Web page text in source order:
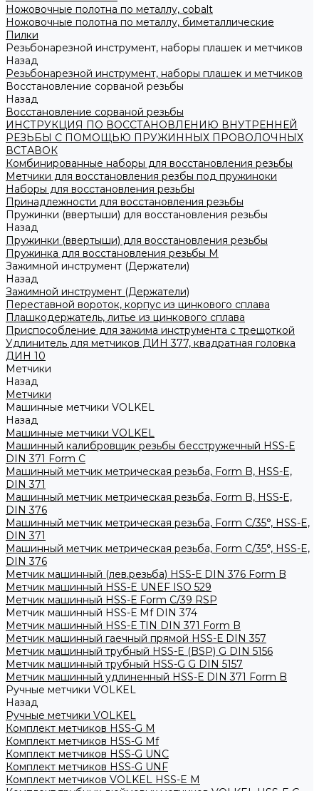
Ножовочные полотна по металлу, cobalt
Ножовочные полотна по металлу, биметаллические
Пилки
Резьбонарезной инструмент, наборы плашек и метчиков
Назад
Резьбонарезной инструмент, наборы плашек и метчиков
Восстановление сорваной резьбы
Назад
Восстановление сорваной резьбы
ИНСТРУКЦИЯ ПО ВОССТАНОВЛЕНИЮ ВНУТРЕННЕЙ
РЕЗЬБЫ С ПОМОЩЬЮ ПРУЖИННЫХ ПРОВОЛОЧНЫХ
ВСТАВОК
Комбинированные наборы для восстановления резьбы
Метчики для восстановления резбы под пружиноки
Наборы для восстановления резьбы
Принадлежности для восстановления резьбы
Пружинки (ввертыши) для восстановления резьбы
Назад
Пружинки (ввертыши) для восстановления резьбы
Пружинка для восстановления резьбы M
Зажимной инструмент (Держатели)
Назад
Зажимной инструмент (Держатели)
Переставной вороток, корпус из цинкового сплава
Плашкодержатель, литье из цинкового сплава
Приспособление для зажима инструмента с трещоткой
Удлинитель для метчиков ДИН 377, квадратная головка
ДИН 10
Метчики
Назад
Метчики
Машинные метчики VOLKEL
Назад
Машинные метчики VOLKEL
Машинный калибровщик резьбы бесстружечный HSS-Е
DIN 371 Form C
Машинный метчик метрическая резьба, Form B, HSS-E,
DIN 371
Машинный метчик метрическая резьба, Form B, HSS-E,
DIN 376
Машинный метчик метрическая резьба, Form С/35°, HSS-E,
DIN 371
Машинный метчик метрическая резьба, Form С/35°, HSS-E,
DIN 376
Метчик машинный (лев.резьба) HSS-Е DIN 376 Form B
Метчик машинный HSS-E UNEF ISO 529
Метчик машинный HSS-Е Form C/39 RSP
Метчик машинный HSS-Е Mf DIN 374
Метчик машинный HSS-Е TIN DIN 371 Form B
Метчик машинный гаечный прямой HSS-Е DIN 357
Метчик машинный трубный HSS-E (BSP) G DIN 5156
Метчик машинный трубный HSS-G G DIN 5157
Метчик машинный удлиненный HSS-Е DIN 371 Form B
Ручные метчики VOLKEL
Назад
Ручные метчики VOLKEL
Комплект метчиков HSS-G M
Комплект метчиков HSS-G Mf
Комплект метчиков HSS-G UNC
Комплект метчиков HSS-G UNF
Комплект метчиков VOLKEL HSS-E M